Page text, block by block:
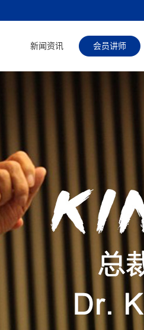
新闻资讯 会员讲师